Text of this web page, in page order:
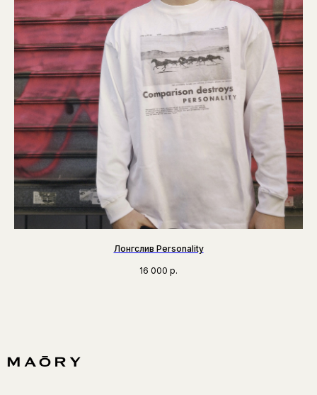
Лонгслив Personality
16 000 р.